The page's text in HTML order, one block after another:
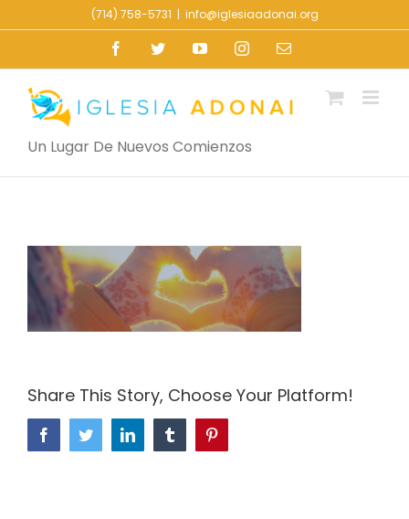
content
(714) 758-5731 | info@iglesiaadonai.org
FacebookTwitterYouTubeInstagramEmail
Un Lugar De Nuevos Comienzos
Share This Story, Choose Your Platform!
FacebookTwitterLinkedIn Tumblr